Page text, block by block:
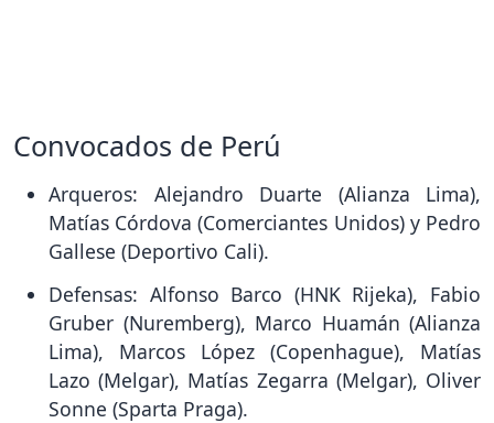
Convocados de Perú
Arqueros: Alejandro Duarte (Alianza Lima),
Matías Córdova (Comerciantes Unidos) y Pedro
Gallese (Deportivo Cali).
Defensas: Alfonso Barco (HNK Rijeka), Fabio
Gruber (Nuremberg), Marco Huamán (Alianza
Lima), Marcos López (Copenhague), Matías
Lazo (Melgar), Matías Zegarra (Melgar), Oliver
Sonne (Sparta Praga).